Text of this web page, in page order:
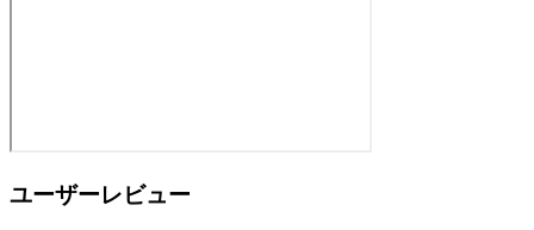
ユーザーレビュー